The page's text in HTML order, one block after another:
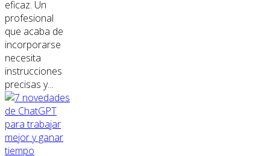
eficaz. Un
profesional
que acaba de
incorporarse
necesita
instrucciones
precisas y...